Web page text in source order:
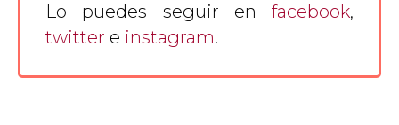
Lo puedes seguir en facebook,
twitter e instagram.